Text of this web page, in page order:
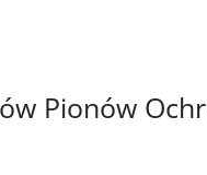
Pionów